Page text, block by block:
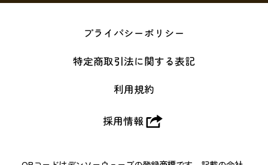
プライパシーポリシー
特定商取引法に関する表記
利用規約
採用情報